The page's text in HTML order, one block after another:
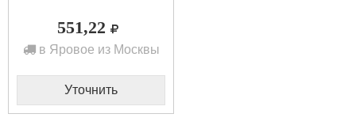
551,22
в Яровое из Москвы
Уточнить